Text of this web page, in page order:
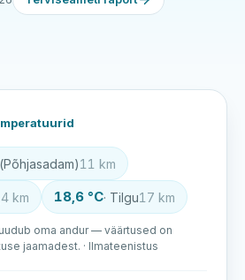
11 km
km 18,6 °C· Tilgu17 km
oma andur — väärtused on
jaamadest. · Ilmateenistus